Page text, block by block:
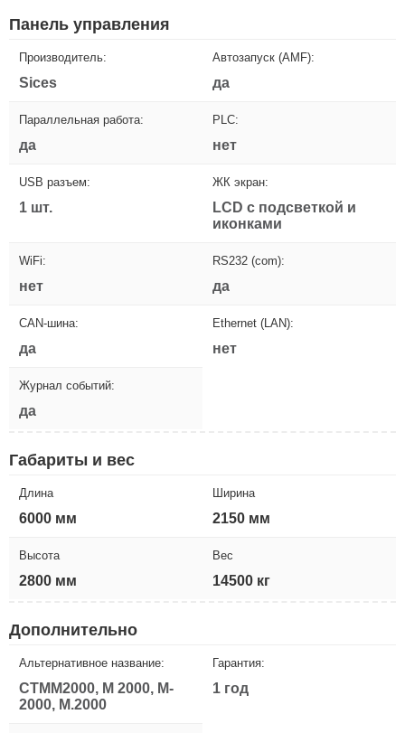
Панель управления
Производитель:
Sices
Автозапуск (AMF):
да
Параллельная работа:
да
PLC:
нет
USB разъем:
1 шт.
ЖК экран:
LCD с подсветкой и
иконками
WiFi:
нет
RS232 (com):
да
CAN-шина:
да
Ethernet (LAN):
нет
Журнал событий:
да
Габариты и вес
Длина
6000 мм
Ширина
2150 мм
Высота
2800 мм
Вес
14500 кг
Дополнительно
Альтернативное название:
CTMM2000, M 2000, M-
2000, M.2000
Гарантия:
1 год